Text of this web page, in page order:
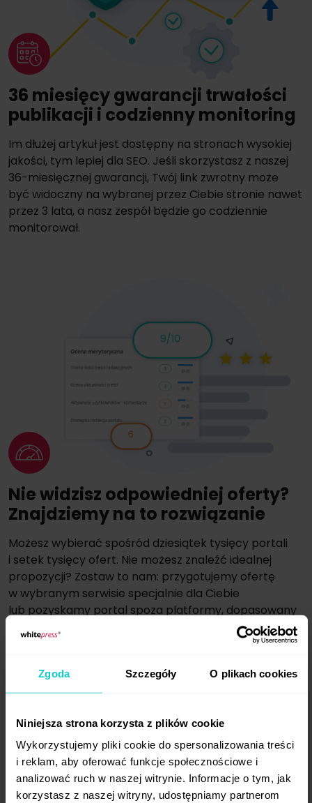
Zgoda Szczegóły O plikach cookies
Niniejsza strona korzysta z plików cookie
Wykorzystujemy pliki cookie do spersonalizowania treści
i reklam, aby oferować funkcje społecznościowe i
analizować ruch w naszej witrynie. Informacje o tym, jak
korzystasz z naszej witryny, udostępniamy partnerom
36 miesięcy gwarancji trwałości
publikacji i codzienny monitoring
Im dłużej artykuł jest dostępny na stronach wysokiej
jakości, tym lepiej dla SEO. Jeśli skorzystasz z naszej
36-miesięcznej gwarancji, Twój link zwrotny może
być widoczny na wybranej przez Ciebie stronie nawet
przez 3 lata, a nasz zespół będzie go codziennie
monitorował.
Nie widzisz odpowiedniej oferty?
Znajdziemy na to rozwiązanie
Możesz wybierać spośród dziesiątek tysięcy portali
i setek tysięcy ofert. Nie możesz znaleźć idealnej
propozycji? Zostaw to nam: przygotujemy ofertę
w wybranym serwisie specjalnie dla Ciebie
lub pozyskamy portal spoza platformy, dopasowany
Zarejestruj się bezpłatnie
i zacznij działać już dziś!
Zarejestruj się